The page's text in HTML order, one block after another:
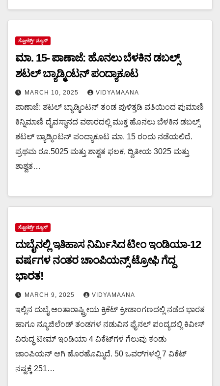
ಸ್ಪೋರ್ಟ್ಸ್ ನ್ಯೂಸ್
ಮಾ. 15- ಪಾಣಾಜೆ: ಹೊನಲು ಬೆಳಕಿನ ಡಬಲ್ಸ್
ಶಟಲ್ ಬ್ಯಾಡ್ಮಿಂಟನ್ ಪಂದ್ಯಾಕೂಟ
MARCH 10, 2025 VIDYAMAANA
ಪಾಣಾಜೆ: ಶಟಲ್ ಬ್ಯಾಡ್ಮಿಂಟನ್‌ ತಂಡ ಪುಳಿತ್ತಡಿ ವತಿಯಿಂದ ಪುಮಾಣಿ
ಕಿನ್ನಿಮಾಣಿ ದೈವಸ್ಥಾನದ ವಠಾರದಲ್ಲಿ ಮುಕ್ತ ಹೊನಲು ಬೆಳಕಿನ ಡಬಲ್ಸ್
ಶಟಲ್ ಬ್ಯಾಡ್ಮಿಂಟನ್ ಪಂದ್ಯಾಕೂಟ ಮಾ. 15 ರಂದು ನಡೆಯಲಿದೆ.
ಪ್ರಥಮ ರೂ.5025 ಮತ್ತು ಶಾಶ್ವತ ಫಲಕ, ದ್ವಿತೀಯ 3025 ಮತ್ತು
ಶಾಶ್ವತ…
ಸ್ಪೋರ್ಟ್ಸ್ ನ್ಯೂಸ್
ದುಬೈನಲ್ಲಿ ಇತಿಹಾಸ ನಿರ್ಮಿಸಿದ ಟೀಂ ಇಂಡಿಯಾ-12
ವರ್ಷಗಳ ನಂತರ ಚಾಂಪಿಯನ್ಸ್ ಟ್ರೋಫಿ ಗೆದ್ದ
ಭಾರತ!
MARCH 9, 2025 VIDYAMAANA
ಇಲ್ಲಿನ ದುಬೈ ಅಂತಾರಾಷ್ಟ್ರೀಯ ಕ್ರಿಕೆಟ್ ಕ್ರೀಡಾಂಗಣದಲ್ಲಿ ನಡೆದ ಭಾರತ
ಹಾಗೂ ನ್ಯೂಜಿಲೆಂಡ್ ತಂಡಗಳ ನಡುವಿನ ಫೈನಲ್ ಪಂದ್ಯದಲ್ಲಿ ಕಿವೀಸ್
ವಿರುದ್ಧ ಟೀಮ್ ಇಂಡಿಯಾ 4 ವಿಕೆಟ್‌ಗಳ ಗೆಲುವು ಕಂಡು
ಚಾಂಪಿಯನ್ ಆಗಿ ಹೊರಹೊಮ್ಮಿದೆ. 50 ಒವರ್‌ಗಳಲ್ಲಿ 7 ವಿಕೆಟ್
ನಷ್ಟಕ್ಕೆ 251…